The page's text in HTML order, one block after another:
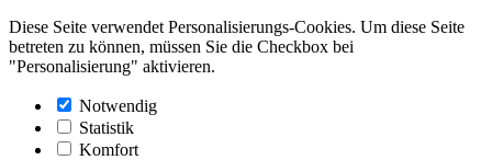
Diese Seite verwendet Personalisierungs-Cookies. Um diese Seite
betreten zu können, müssen Sie die Checkbox bei
"Personalisierung" aktivieren.
Notwendig
Statistik
Komfort